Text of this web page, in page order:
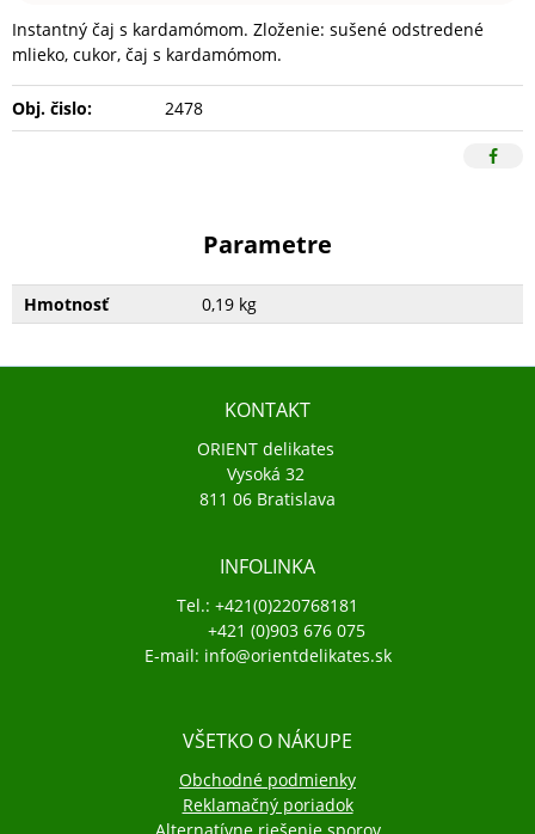
Instantný čaj s kardamómom. Zloženie: sušené odstredené
mlieko, cukor, čaj s kardamómom.
Obj. čislo: 2478
Parametre
Hmotnosť 0,19 kg
KONTAKT
ORIENT delikates
Vysoká 32
811 06 Bratislava
INFOLINKA
Tel.: +421(0)220768181
+421 (0)903 676 075
E-mail: info@orientdelikates.sk
VŠETKO O NÁKUPE
Obchodné podmienky
Reklamačný poriadok